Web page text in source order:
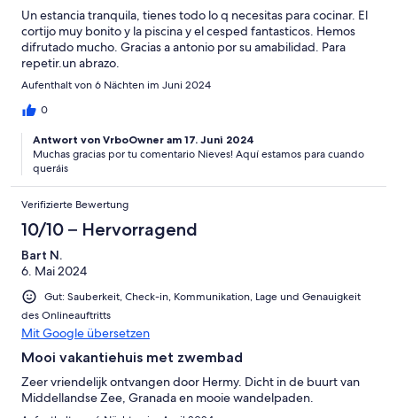
Un estancia tranquila, tienes todo lo q necesitas para cocinar. El
cortijo muy bonito y la piscina y el cesped fantasticos. Hemos
difrutado mucho. Gracias a antonio por su amabilidad. Para
repetir.un abrazo.
Aufenthalt von 6 Nächten im Juni 2024
0
Antwort von VrboOwner am 17. Juni 2024
Muchas gracias por tu comentario Nieves! Aquí estamos para cuando
queráis
Verifizierte Bewertung
10/10 – Hervorragend
Bart N.
6. Mai 2024
Gut: Sauberkeit, Check-in, Kommunikation, Lage und Genauigkeit
des Onlineauftritts
Mit Google übersetzen
Mooi vakantiehuis met zwembad
Zeer vriendelijk ontvangen door Hermy. Dicht in de buurt van
Middellandse Zee, Granada en mooie wandelpaden.